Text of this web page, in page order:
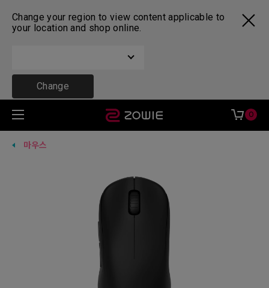
Change your region to view content applicable to
your location and shop online.
Change
0
마우스